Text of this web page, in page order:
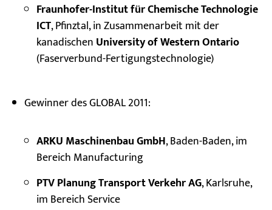
Fraunhofer-Institut für Chemische Technologie
ICT, Pfinztal, in Zusammenarbeit mit der
kanadischen University of Western Ontario
(Faserverbund-Fertigungstechnologie)
Gewinner des GLOBAL 2011:
ARKU Maschinenbau GmbH, Baden-Baden, im
Bereich Manufacturing
PTV Planung Transport Verkehr AG, Karlsruhe,
im Bereich Service